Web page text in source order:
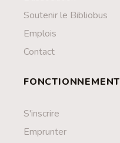
Liens
Soutenir le Bibliobus
Emplois
Contact
FONCTIONNEMENT
S'inscrire
Emprunter